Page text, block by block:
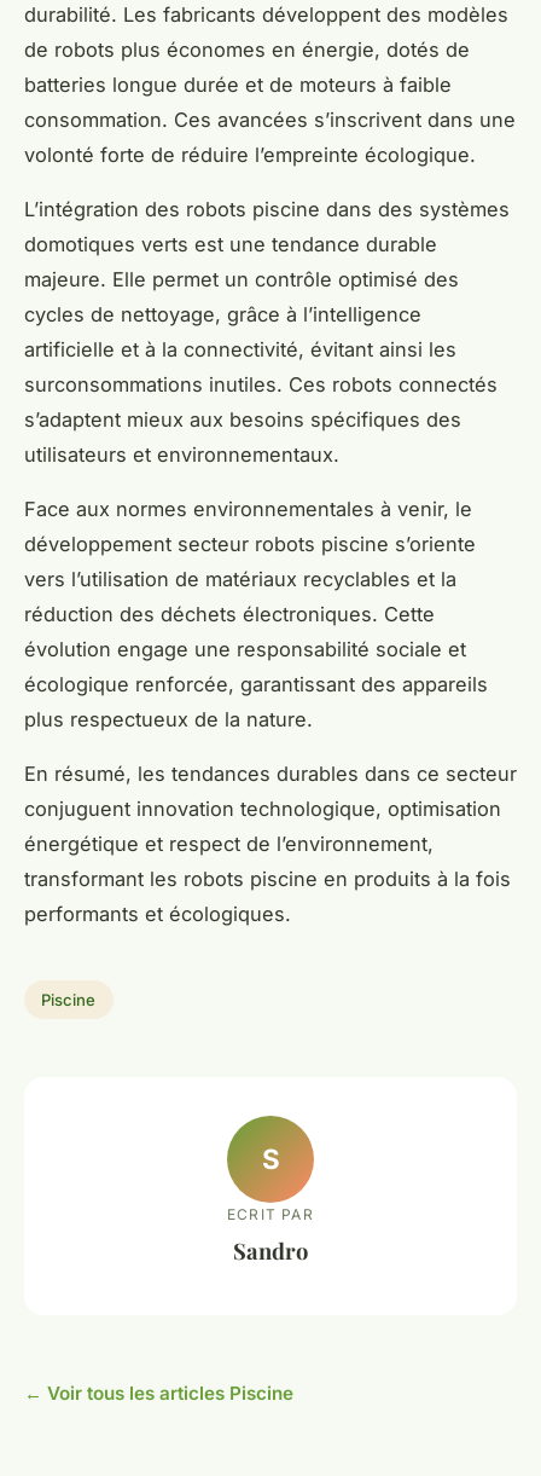
durabilité. Les fabricants développent des modèles
de robots plus économes en énergie, dotés de
batteries longue durée et de moteurs à faible
consommation. Ces avancées s’inscrivent dans une
volonté forte de réduire l’empreinte écologique.
L’intégration des robots piscine dans des systèmes
domotiques verts est une tendance durable
majeure. Elle permet un contrôle optimisé des
cycles de nettoyage, grâce à l’intelligence
artificielle et à la connectivité, évitant ainsi les
surconsommations inutiles. Ces robots connectés
s’adaptent mieux aux besoins spécifiques des
utilisateurs et environnementaux.
Face aux normes environnementales à venir, le
développement secteur robots piscine s’oriente
vers l’utilisation de matériaux recyclables et la
réduction des déchets électroniques. Cette
évolution engage une responsabilité sociale et
écologique renforcée, garantissant des appareils
plus respectueux de la nature.
En résumé, les tendances durables dans ce secteur
conjuguent innovation technologique, optimisation
énergétique et respect de l’environnement,
transformant les robots piscine en produits à la fois
performants et écologiques.
Piscine
S
ECRIT PAR
Sandro
← Voir tous les articles Piscine